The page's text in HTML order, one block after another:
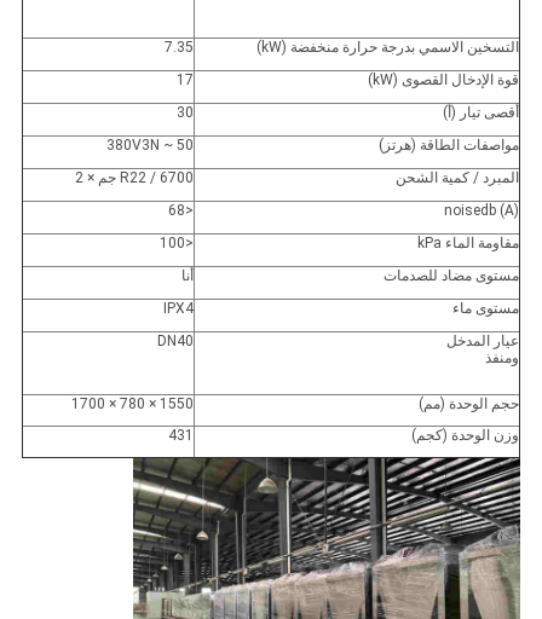
التسخين الاسمي بدرجة حرارة منخفضة (kW)
7.35
قوة الإدخال القصوى (kW)
17
أقصى تيار (أ)
30
مواصفات الطاقة (هرتز)
380V3N ~ 50
المبرد / كمية الشحن
R22 / 6700 جم × 2
noisedb (A)
<68
مقاومة الماء kPa
<100
مستوى مضاد للصدمات
أنا
مستوى ماء
IPX4
عيار المدخل
ومنفذ
DN40
حجم الوحدة (مم)
1550 × 780 × 1700
وزن الوحدة (كجم)
431